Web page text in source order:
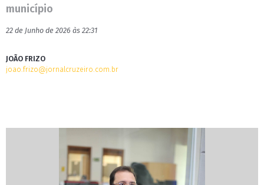
município
22 de Junho de 2026 às 22:31
JOÃO FRIZO
joao.frizo@jornalcruzeiro.com.br